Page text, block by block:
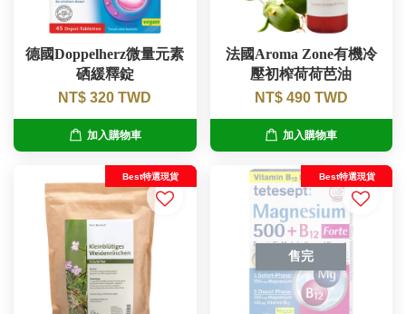
德國Doppelherz微量元素
硒緩釋錠
NT$ 320 TWD
加入購物車
法國Aroma Zone有機冷
壓初榨荷荷芭油
NT$ 490 TWD
加入購物車
Best特選現貨
售完
Best特選現貨